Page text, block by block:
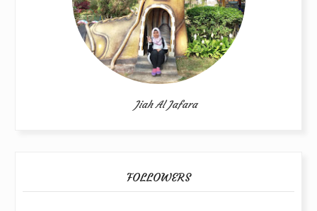
Jiah Al Jafara
FOLLOWERS